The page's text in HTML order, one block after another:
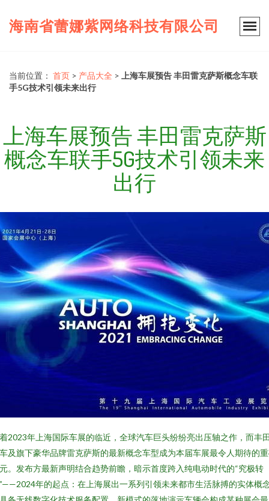
海南省蕾娜紫网络科技有限公司
当前位置： 首页 > 产品大全 >
上海车展预告 丰田雷克萨斯概念车联
手5G技术引领未来出行
上海车展预告 丰田雷克萨斯
概念车联手5G技术引领未来
出行
2023年上海国际车展的临近，全球汽车巨头纷纷亮出压轴之作，而丰
及旗下豪华品牌雷克萨斯的最新概念车型成为本届车展最令人期待的
。发布方最新声明结合趋势前瞻，暗示首度跨入纯电动时代的“究极转
年的起点：在上海展出一系列引领未来都市生活脉搏的实体概